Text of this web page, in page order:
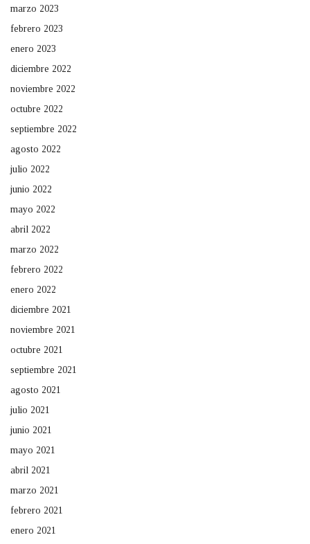
marzo 2023
febrero 2023
enero 2023
diciembre 2022
noviembre 2022
octubre 2022
septiembre 2022
agosto 2022
julio 2022
junio 2022
mayo 2022
abril 2022
marzo 2022
febrero 2022
enero 2022
diciembre 2021
noviembre 2021
octubre 2021
septiembre 2021
agosto 2021
julio 2021
junio 2021
mayo 2021
abril 2021
marzo 2021
febrero 2021
enero 2021